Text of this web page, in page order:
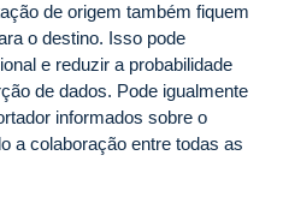
de origem também fiquem
o destino. Isso pode
e reduzir a probabilidade
de dados. Pode igualmente
informados sobre o
a colaboração entre todas as